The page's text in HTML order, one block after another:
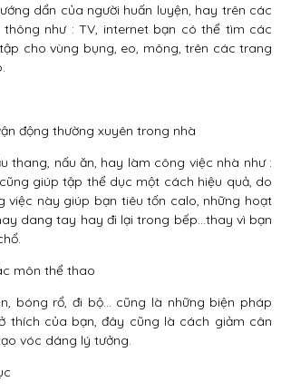
dẩn của người huấn luyện, hay trên các
thông như : TV, internet bạn có thể tìm các
cho vùng bụng, eo, mông, trên các trang
động thường xuyên trong nhà
thang, nấu ăn, hay làm công việc nhà như :
giúp tập thể dục một cách hiệu quả, do
việc này giúp bạn tiêu tốn calo, những hoạt
dang tay hay đi lại trong bếp…thay vì bạn
môn thể thao
bóng rổ, đi bộ… cũng là những biện pháp
thích của bạn, đây cũng là cách giảm cân
vóc dáng lý tưởng.